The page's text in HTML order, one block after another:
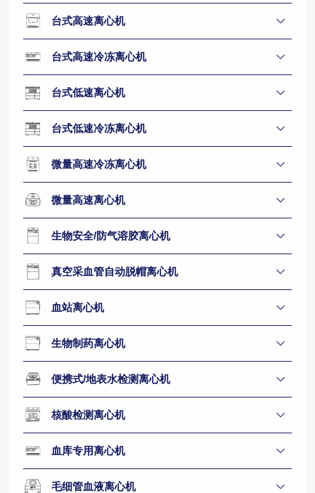
台式高速离心机
台式高速冷冻离心机
台式低速离心机
台式低速冷冻离心机
微量高速冷冻离心机
微量高速离心机
生物安全/防气溶胶离心机
真空采血管自动脱帽离心机
血站离心机
生物制药离心机
便携式/地表水检测离心机
核酸检测离心机
血库专用离心机
毛细管血液离心机